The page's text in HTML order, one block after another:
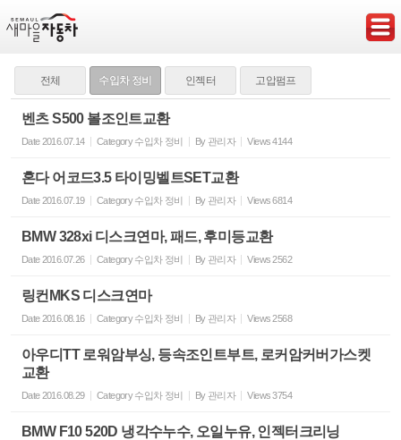
전체 수입차 정비 인젝터 고압펌프
벤츠 S500 볼조인트교환
Date2016.07.14 Category 수입차 정비 By 관리자 Views 4144
혼다 어코드3.5 타이밍벨트SET교환
Date2016.07.19 Category 수입차 정비 By 관리자 Views 6814
BMW 328xi 디스크연마, 패드, 후미등교환
Date2016.07.26 Category 수입차 정비 By 관리자 Views 2562
링컨MKS 디스크연마
Date2016.08.16 Category 수입차 정비 By 관리자 Views 2568
아우디TT 로워암부싱, 등속조인트부트, 로커암커버가스켓
교환
Date2016.08.29 Category 수입차 정비 By 관리자 Views 3754
BMW F10 520D 냉각수누수, 오일누유, 인젝터크리닝
Sketchbook5, 스케치북5
Sketchbook5, 스케치북5